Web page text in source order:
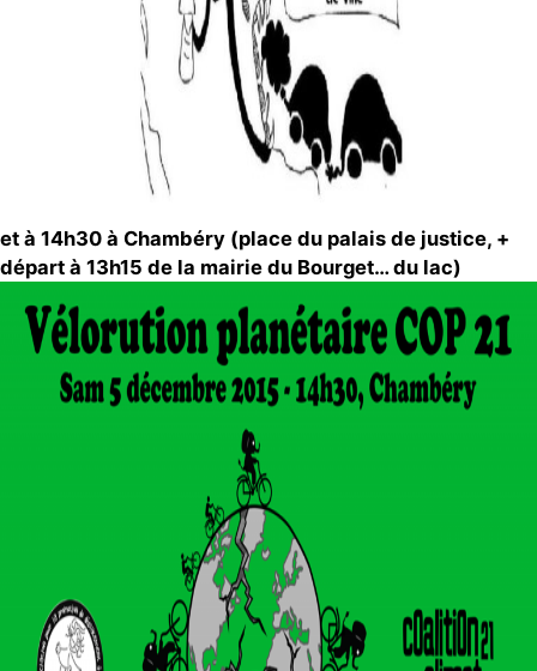
et à 14h30 à Chambéry (place du palais de justice, +
départ à 13h15 de la mairie du Bourget… du lac)